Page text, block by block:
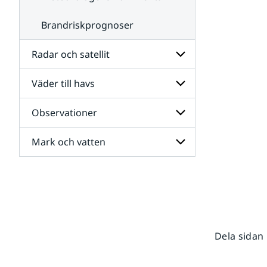
Brandriskprognoser
Radar och satellit
Undersidor
för
Radar
och
satellit
Väder till havs
Undersidor
för
Väder
till
havs
Observationer
Undersidor
för
Mark och vatten
Dela sidan